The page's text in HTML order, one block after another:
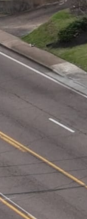
quick-service si
e la necessità di
di Gast abbia